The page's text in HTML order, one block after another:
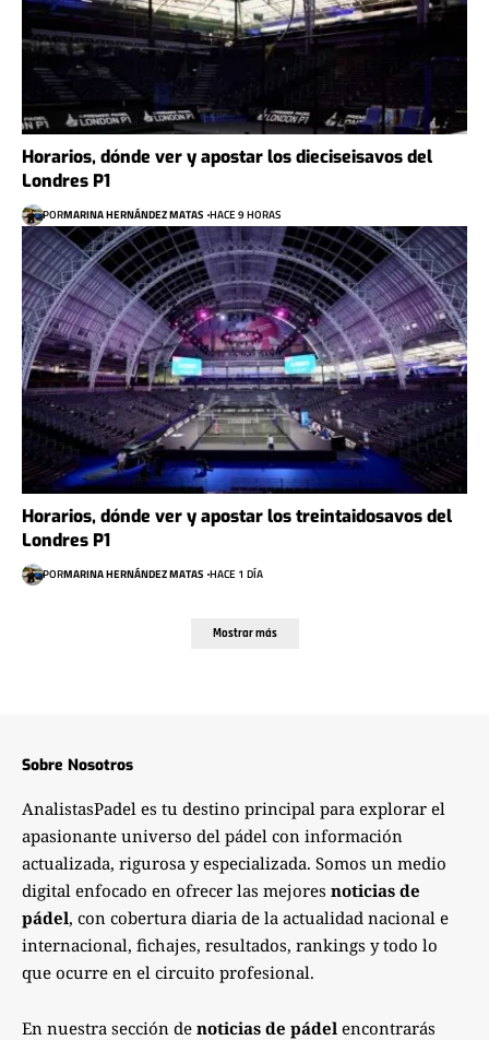
Horarios, dónde ver y apostar los dieciseisavos del
Londres P1
PORMARINA HERNÁNDEZ MATAS HACE 9 HORAS
Horarios, dónde ver y apostar los treintaidosavos del
Londres P1
PORMARINA HERNÁNDEZ MATAS HACE 1 DÍA
Mostrar más
Sobre Nosotros
AnalistasPadel es tu destino principal para explorar el
apasionante universo del pádel con información
actualizada, rigurosa y especializada. Somos un medio
digital enfocado en ofrecer las mejores noticias de
pádel, con cobertura diaria de la actualidad nacional e
internacional, fichajes, resultados, rankings y todo lo
que ocurre en el circuito profesional.
En nuestra sección de noticias de pádel encontrarás